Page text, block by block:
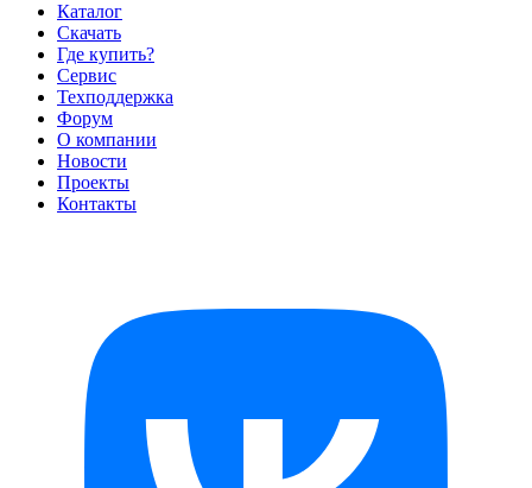
Каталог
Скачать
Где купить?
Сервис
Техподдержка
Форум
О компании
Новости
Проекты
Контакты